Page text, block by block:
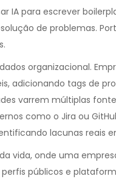
IA para escrever
de problemas.
organizacional.
adicionando tags de
varrem múltiplas
como o Jira ou
lacunas reais
vida, onde uma
públicos e